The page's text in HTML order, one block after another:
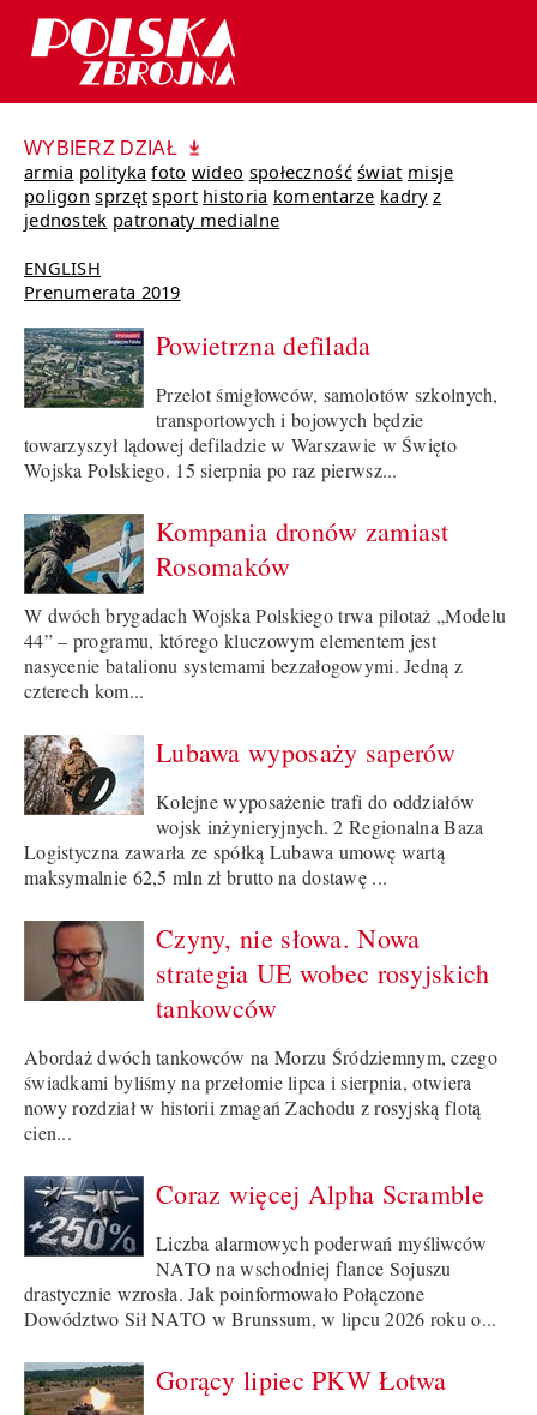
WYBIERZ DZIAŁ
armia polityka foto wideo społeczność świat misje
poligon sprzęt sport historia komentarze kadry z
jednostek patronaty medialne
ENGLISH
Prenumerata 2019
Powietrzna defilada
Przelot śmigłowców, samolotów szkolnych,
transportowych i bojowych będzie
towarzyszył lądowej defiladzie w Warszawie w Święto
Wojska Polskiego. 15 sierpnia po raz pierwsz...
Kompania dronów zamiast
Rosomaków
W dwóch brygadach Wojska Polskiego trwa pilotaż „Modelu
44” – programu, którego kluczowym elementem jest
nasycenie batalionu systemami bezzałogowymi. Jedną z
czterech kom...
Lubawa wyposaży saperów
Kolejne wyposażenie trafi do oddziałów
wojsk inżynieryjnych. 2 Regionalna Baza
Logistyczna zawarła ze spółką Lubawa umowę wartą
maksymalnie 62,5 mln zł brutto na dostawę ...
Czyny, nie słowa. Nowa
strategia UE wobec rosyjskich
tankowców
Abordaż dwóch tankowców na Morzu Śródziemnym, czego
świadkami byliśmy na przełomie lipca i sierpnia, otwiera
nowy rozdział w historii zmagań Zachodu z rosyjską flotą
cien...
Coraz więcej Alpha Scramble
Liczba alarmowych poderwań myśliwców
NATO na wschodniej flance Sojuszu
drastycznie wzrosła. Jak poinformowało Połączone
Dowództwo Sił NATO w Brunssum, w lipcu 2026 roku o...
Gorący lipiec PKW Łotwa